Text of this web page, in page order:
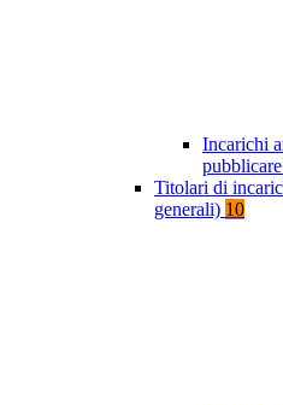
Incarichi
Titolari di
generali) 10